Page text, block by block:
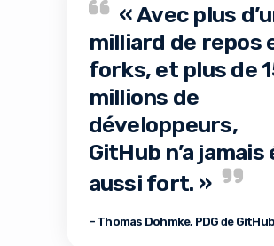
« Avec plus
milliard de repos
forks, et plus de
millions de
développeurs,
GitHub n’a jamais
aussi fort. »
– Thomas Dohmke, PDG de GitHub